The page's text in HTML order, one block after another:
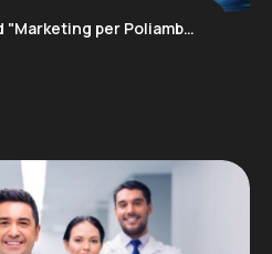
per Poliambulatori"